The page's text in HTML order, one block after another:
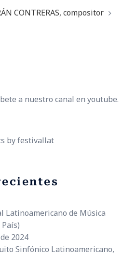
CONTRERAS, compositor
a nuestro canal en youtube.
by festivallat
Latinoamericano de Música
2024
Sinfónico Latinoamericano,